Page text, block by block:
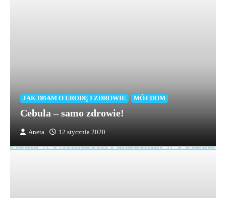
JAK DBAM O URODĘ I ZDROWIE MÓJ DOM
Cebula – samo zdrowie!
Aneta 12 stycznia 2020